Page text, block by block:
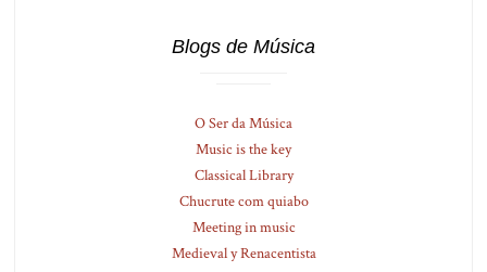
Blogs de Música
O Ser da Música
Music is the key
Classical Library
Chucrute com quiabo
Meeting in music
Medieval y Renacentista